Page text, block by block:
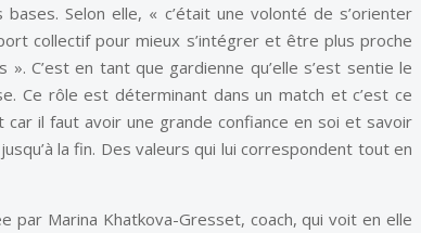
Selon elle, « c’était une volonté de s’orienter
collectif pour mieux s’intégrer et être plus proche
». C’est en tant que gardienne qu’elle s’est sentie le
Ce rôle est déterminant dans un match et c’est ce
car il faut avoir une grande confiance en soi et savoir
la fin. Des valeurs qui lui correspondent tout en
Marina Khatkova-Gresset, coach, qui voit en elle